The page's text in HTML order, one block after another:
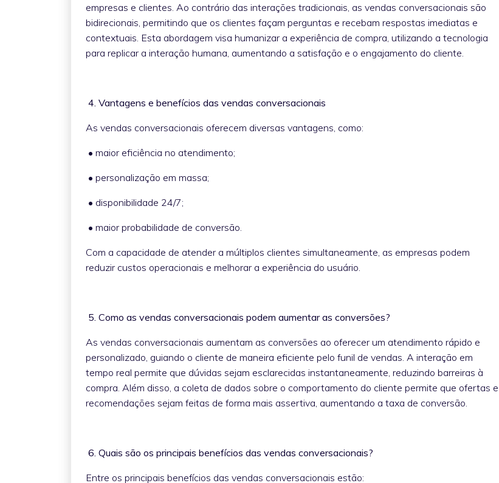
empresas e clientes. Ao contrário das interações tradicionais, as vendas conversacionais são
bidirecionais, permitindo que os clientes façam perguntas e recebam respostas imediatas e
contextuais. Esta abordagem visa humanizar a experiência de compra, utilizando a tecnologia
para replicar a interação humana, aumentando a satisfação e o engajamento do cliente.
4. Vantagens e benefícios das vendas conversacionais
As vendas conversacionais oferecem diversas vantagens, como:
• maior eficiência no atendimento;
• personalização em massa;
• disponibilidade 24/7;
• maior probabilidade de conversão.
Com a capacidade de atender a múltiplos clientes simultaneamente, as empresas podem
reduzir custos operacionais e melhorar a experiência do usuário.
5. Como as vendas conversacionais podem aumentar as conversões?
As vendas conversacionais aumentam as conversões ao oferecer um atendimento rápido e
personalizado, guiando o cliente de maneira eficiente pelo funil de vendas. A interação em
tempo real permite que dúvidas sejam esclarecidas instantaneamente, reduzindo barreiras à
compra. Além disso, a coleta de dados sobre o comportamento do cliente permite que ofertas e
recomendações sejam feitas de forma mais assertiva, aumentando a taxa de conversão.
6. Quais são os principais benefícios das vendas conversacionais?
Entre os principais benefícios das vendas conversacionais estão: